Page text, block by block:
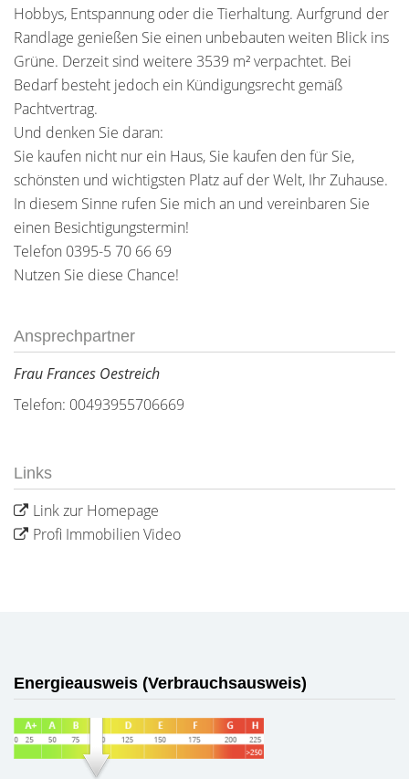
Hobbys, Entspannung oder die Tierhaltung. Aurfgrund der
Randlage genießen Sie einen unbebauten weiten Blick ins
Grüne. Derzeit sind weitere 3539 m² verpachtet. Bei
Bedarf besteht jedoch ein Kündigungsrecht gemäß
Pachtvertrag.
Und denken Sie daran:
Sie kaufen nicht nur ein Haus, Sie kaufen den für Sie,
schönsten und wichtigsten Platz auf der Welt, Ihr Zuhause.
In diesem Sinne rufen Sie mich an und vereinbaren Sie
einen Besichtigungstermin!
Telefon 0395-5 70 66 69
Nutzen Sie diese Chance!
Ansprechpartner
Frau Frances Oestreich
Telefon: 00493955706669
Links
Link zur Homepage
Profi Immobilien Video
Energieausweis (Verbrauchsausweis)